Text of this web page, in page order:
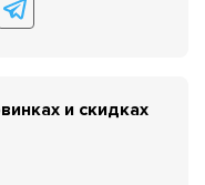
и скидках